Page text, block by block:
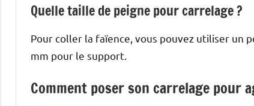
Quelle taille de peigne pour carrelage ?
Pour coller la faïence, vous pouvez utiliser un
mm pour le support.
Comment poser son carrelage pour